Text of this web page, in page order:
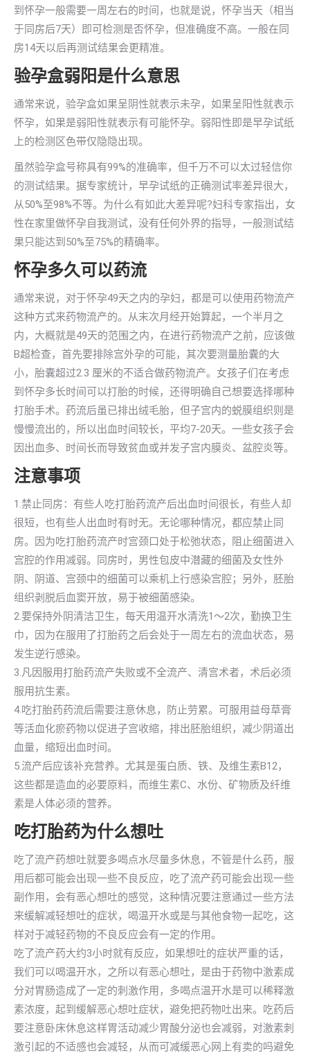
到怀孕一般需要一周左右的时间，也就是说，怀孕当天（相当
于同房后7天）即可检测是否怀孕，但准确度不高。一般在同
房14天以后再测试结果会更精准。
验孕盒弱阳是什么意思
通常来说，验孕盒如果呈阴性就表示未孕，如果呈阳性就表示
怀孕，如果是弱阳性就表示有可能怀孕。弱阳性即是早孕试纸
上的检测区色带仅隐隐出现。
虽然验孕盒号称具有99%的准确率，但千万不可以太过轻信你
的测试结果。据专家统计，早孕试纸的正确测试率差异很大，
从50%至98%不等。为什么有如此大差异呢?妇科专家指出，女
性在家里做怀孕自我测试，没有任何外界的指导，一般测试结
果只能达到50%至75%的精确率。
怀孕多久可以药流
通常来说，对于怀孕49天之内的孕妇，都是可以使用药物流产
这种方式来药物流产的。从末次月经开始算起，一个半月之
内，大概就是49天的范围之内，在进行药物流产之前，应该做
B超检查，首先要排除宫外孕的可能，其次要测量胎囊的大
小，胎囊超过2.3 厘米的不适合做药物流产。女孩子们在考虑
到怀孕多长时间可以打胎的时候，还得明确自己想要选择哪种
打胎手术。药流后虽已排出绒毛胎，但子宫内的蜕膜组织则是
慢慢流出的，所以出血时间较长，平均7-20天。一些女孩子会
因出血多、时间长而导致贫血或并发子宫内膜炎、盆腔炎等。
注意事项
1.禁止同房：有些人吃打胎药流产后出血时间很长，有些人却
很短，也有些人出血时有时无。无论哪种情况，都应禁止同
房。因为吃打胎药流产时宫颈口处于松弛状态，阻止细菌进入
宫腔的作用减弱。同房时，男性包皮中潜藏的细菌及女性外
阴、阴道、宫颈中的细菌可以乘机上行感染宫腔；另外，胚胎
组织剥脱后血窦开放，易于被细菌感染。
2.要保持外阴清洁卫生，每天用温开水清洗1～2次，勤换卫生
巾，因为在服用了打胎药之后会处于一周左右的流血状态，易
发生逆行感染。
3.凡因服用打胎药流产失败或不全流产、清宫术者，术后必须
服用抗生素。
4.吃打胎药药流后需要注意休息，防止劳累。可服用益母草膏
等活血化瘀药物以促进子宫收缩，排出胚胎组织，减少阴道出
血量，缩短出血时间。
5.流产后应该补充营养。尤其是蛋白质、铁、及维生素B12，
这些都是造血的必要原料，而维生素C、水份、矿物质及纤维
素是人体必须的营养。
吃打胎药为什么想吐
吃了流产药想吐就要多喝点水尽量多休息，不管是什么药，服
用后都可能会出现一些不良反应，吃了流产药可能会出现一些
副作用，会有恶心想吐的感觉，这种情况要注意通过一些方法
来缓解减轻想吐的症状，喝温开水或是与其他食物一起吃，这
样对于减轻药物的不良反应会有一定的作用。
吃了流产药大约3小时就有反应，如果想吐的症状严重的话，
我们可以喝温开水，之所以有恶心想吐，是由于药物中激素成
分对胃肠造成了一定的刺激作用，多喝点温开水是可以稀释激
素浓度，起到缓解恶心想吐症状，避免把药物吐出来。吃药后
要注意卧床休息这样胃活动减少胃酸分泌也会减弱，对激素刺
激引起的不适感也会减轻，从而可减缓恶心网上有卖的吗避免